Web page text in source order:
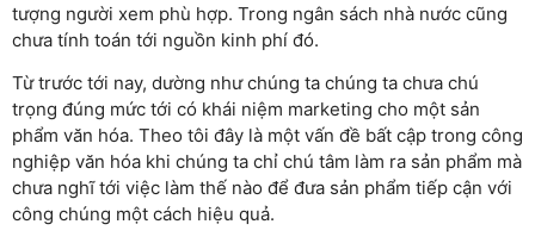
tượng người xem phù hợp. Trong ngân sách nhà nước cũng
chưa tính toán tới nguồn kinh phí đó.
Từ trước tới nay, dường như chúng ta chúng ta chưa chú
trọng đúng mức tới có khái niệm marketing cho một sản
phẩm văn hóa. Theo tôi đây là một vấn đề bất cập trong công
nghiệp văn hóa khi chúng ta chỉ chú tâm làm ra sản phẩm mà
chưa nghĩ tới việc làm thế nào để đưa sản phẩm tiếp cận với
công chúng một cách hiệu quả.